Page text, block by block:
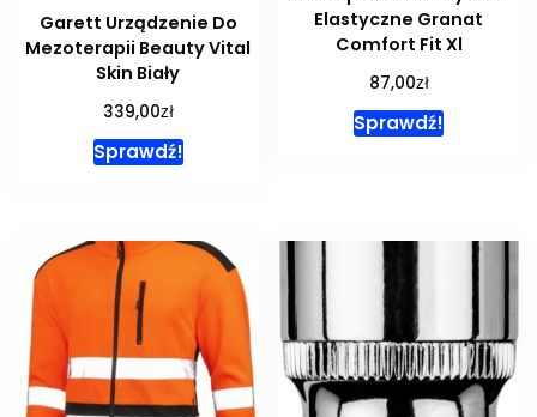
Garett Urządzenie Do
Mezoterapii Beauty Vital
Skin Biały
339,00zł
Sprawdź!
Elastyczne Granat
Comfort Fit Xl
87,00zł
Sprawdź!